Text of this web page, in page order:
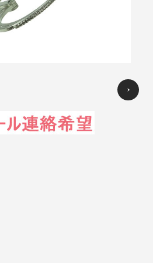
Previous